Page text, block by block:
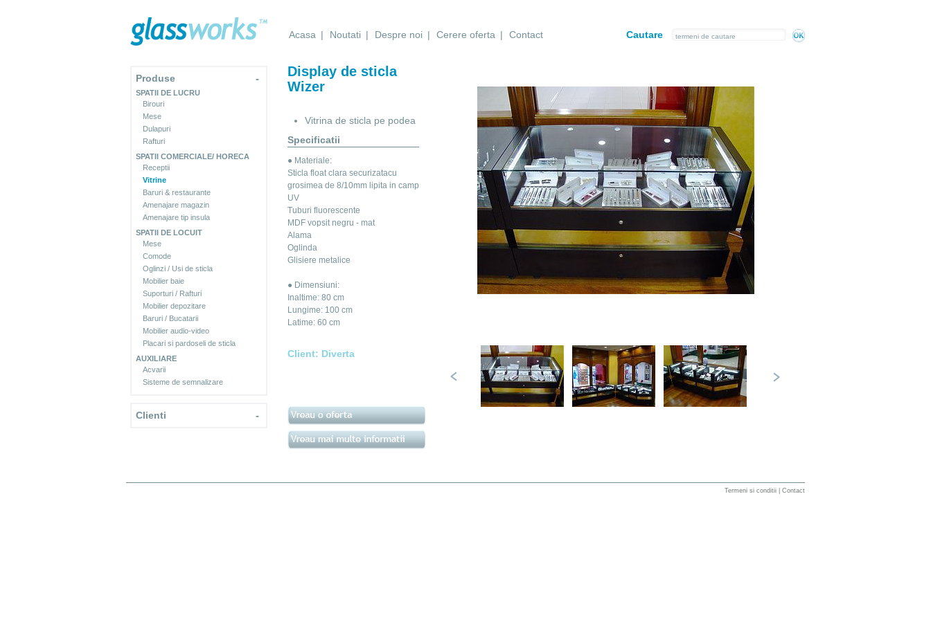
Acasa | Noutati | Despre noi | Cerere oferta | Contact Cautare
-
Produse
SPATII DE LUCRU
Birouri
Mese
Dulapuri
Rafturi
SPATII COMERCIALE/ HORECA
Receptii
Vitrine
Baruri & restaurante
Amenajare magazin
Amenajare tip insula
SPATII DE LOCUIT
Mese
Comode
Oglinzi / Usi de sticla
Mobilier baie
Suporturi / Rafturi
Mobilier depozitare
Baruri / Bucatarii
Mobilier audio-video
Placari si pardoseli de sticla
AUXILIARE
Acvarii
Sisteme de semnalizare
-
Clienti
Display de sticla
Wizer
Vitrina de sticla pe podea
Specificatii
● Materiale:
Sticla float clara securizatacu
grosimea de 8/10mm lipita in camp
UV
Tuburi fluorescente
MDF vopsit negru - mat
Alama
Oglinda
Glisiere metalice
● Dimensiuni:
Inaltime: 80 cm
Lungime: 100 cm
Latime: 60 cm
Client: Diverta
Termeni si conditii Contact